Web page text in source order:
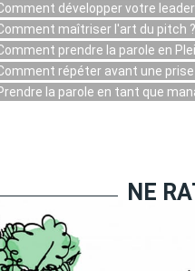
développer votre
maîtriser l'art du pitch ?
prendre la parole en
répéter avant une prise
la parole en tant que
NE